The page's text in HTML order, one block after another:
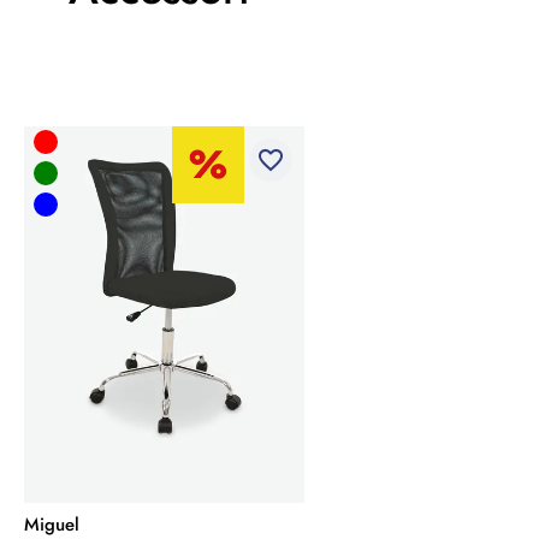
favorite_border
Miguel